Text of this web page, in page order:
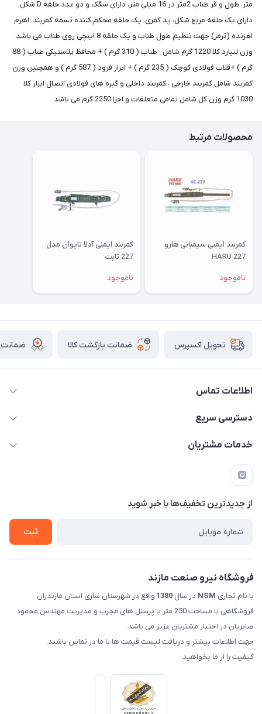
متر، طول و قر طناب 2متر در 16 میلی متر، دارای سگک و دو عدد حلقه D شکل،
دارای یک حلقه مربع شکل، پد کمری، یک حلقه محکم کننده تسمه کمربند، اهرم
لغزنده (ترمز) جهت تنظیم طول طناب و یک حلقه 8 اینچی روی طناب می باشد.
وزن لنیارد کلا 1220 گرم شامل : طناب ( 310 گرم ) + محافظ پلاستیکی طناب ( 88
گرم ) +قلاب فولادی کوچک ( 235 گرم ) + ابزار فرود ( 587 گرم ) و همچنین وزن
کمربند شامل کمربند خارجی ، کمربند داخلی و گیره های فولادی اتصال ابزار کلا
1030 گرم وزن کل شامل تمامی متعلقات و اجزا 2250 گرم می باشد .
محصولات مرتبط
کمربند ایمنی سیمبانی هارو
HARU 227
ناموجود
کمربند ایمنی آدلا تایوان مدل
227 ثابت
ناموجود
تحویل اکسپرس ضمانت بازگشت کالا ضمانت
اطلاعات تماس
011-33376810 /// 09123594705 /// 09030910517
عبوری 32 فروشگاه نیرو صنعت مازند (صابریان)
دسترسی سریع
حساب کاربری
لیست محصولات
درباره ما
خدمات مشتریان
قوانین و مقررات
حریم خصوصی
راهنما
از جدید‌ترین تخفیف‌ها با‌ خبر شوید
ثبت
فروشگاه نیرو صنعت مازند
با نام تجاری NSM در سال 1380 واقع در شهرستان ساری استان مازندران
فروشگاهی با مساحت 250 متر با پرسنل های مجرب و مدیریت مهندس محمود
صابریان در اختیار مشتریان عزیز می باشد.
جهت اطلاعات بیشتر و دریافت لیست قیمت ها با ما در تماس باشید.
کیفیت را از ما بخواهید